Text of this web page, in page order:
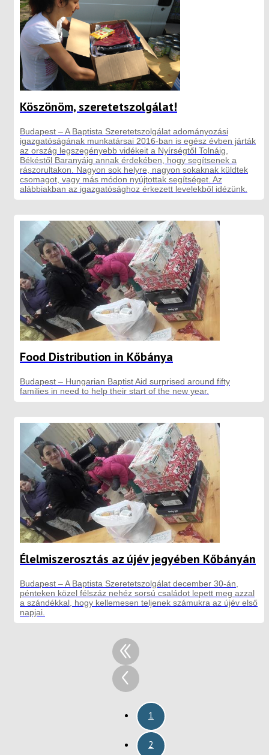
Köszönöm, szeretetszolgálat!
Budapest – A Baptista Szeretetszolgálat adományozási
igazgatóságának munkatársai 2016-ban is egész évben járták
az ország legszegényebb vidékeit a Nyírségtől Tolnáig,
Békéstől Baranyáig annak érdekében, hogy segítsenek a
rászorultakon. Nagyon sok helyre, nagyon sokaknak küldtek
csomagot, vagy más módon nyújtottak segítséget. Az
alábbiakban az igazgatósághoz érkezett levelekből idézünk.
Food Distribution in Kőbánya
Budapest – Hungarian Baptist Aid surprised around fifty
families in need to help their start of the new year.
Élelmiszerosztás az újév jegyében Kőbányán
Budapest – A Baptista Szeretetszolgálat december 30-án,
pénteken közel félszáz nehéz sorsú családot lepett meg azzal
a szándékkal, hogy kellemesen teljenek számukra az újév első
napjai.
1
2